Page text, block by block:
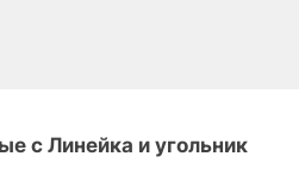
с Линейка и угольник